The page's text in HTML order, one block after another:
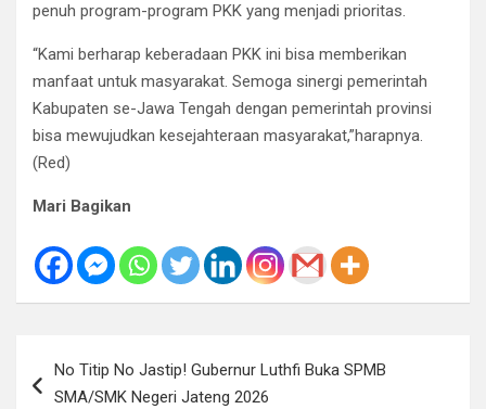
penuh program-program PKK yang menjadi prioritas.
“Kami berharap keberadaan PKK ini bisa memberikan
manfaat untuk masyarakat. Semoga sinergi pemerintah
Kabupaten se-Jawa Tengah dengan pemerintah provinsi
bisa mewujudkan kesejahteraan masyarakat,”harapnya.
(Red)
Mari Bagikan
posNo Titip No Jastip! Gubernur Luthfi Buka SPMB
SMA/SMK Negeri Jateng 2026